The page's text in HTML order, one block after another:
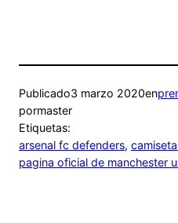
Publicado3 marzo 2020en
pormaster
Etiquetas:
arsenal fc defenders,
pagina oficial de manchester